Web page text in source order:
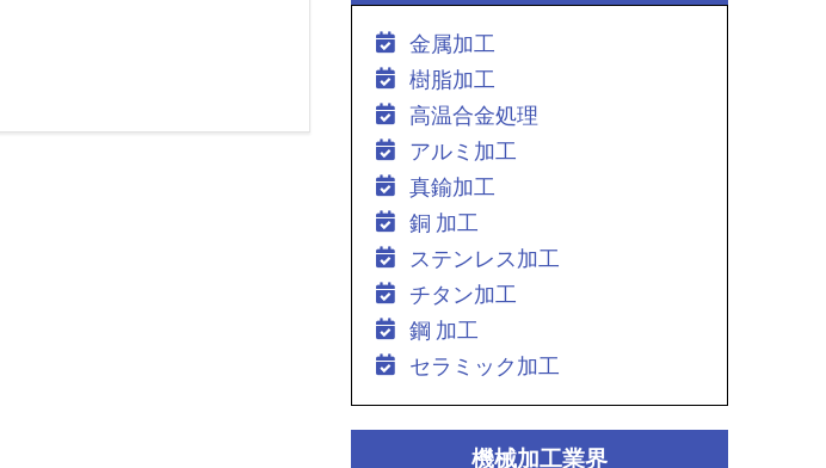
金属加工
樹脂加工
高温合金処理
アルミ加工
真鍮加工
銅 加工
ステンレス加工
チタン加工
鋼 加工
セラミック加工
機械加工業界